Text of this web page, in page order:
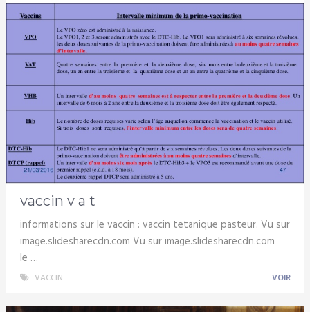
vaccin v a t
informations sur le vaccin : vaccin tetanique pasteur. Vu sur
image.slidesharecdn.com Vu sur image.slidesharecdn.com
le …
VACCIN VOIR